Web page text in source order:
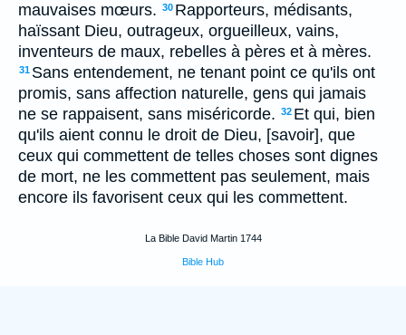
mauvaises mœurs. 30 Rapporteurs, médisants,
haïssant Dieu, outrageux, orgueilleux, vains,
inventeurs de maux, rebelles à pères et à mères.
31 Sans entendement, ne tenant point ce qu'ils ont
promis, sans affection naturelle, gens qui jamais
ne se rappaisent, sans miséricorde. 32 Et qui, bien
qu'ils aient connu le droit de Dieu, [savoir], que
ceux qui commettent de telles choses sont dignes
de mort, ne les commettent pas seulement, mais
encore ils favorisent ceux qui les commettent.
La Bible David Martin 1744
Bible Hub